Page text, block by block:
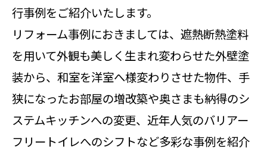
行事例をご紹介いたします。
リフォーム事例におきましては、遮熱断熱塗料
を用いて外観も美しく生まれ変わらせた外壁塗
装から、和室を洋室へ様変わりさせた物件、手
狭になったお部屋の増改築や奥さまも納得のシ
ステムキッチンへの変更、近年人気のバリアー
フリートイレへのシフトなど多彩な事例を紹介